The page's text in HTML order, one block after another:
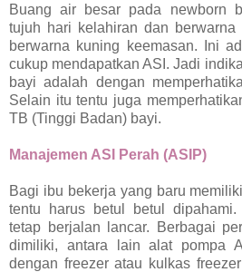
Buang air besar pada newborn
tujuh hari kelahiran dan
berwarna kuning keemasan. Ini
cukup mendapatkan ASI. Jadi
bayi adalah dengan
Selain itu tentu juga
TB (Tinggi Badan) bayi.
Manajemen ASI Perah (ASIP)
Bagi ibu bekerja yang baru
tentu harus betul betul
tetap berjalan lancar. Berbagai
dimiliki, antara lain alat pompa
dengan freezer atau kulkas